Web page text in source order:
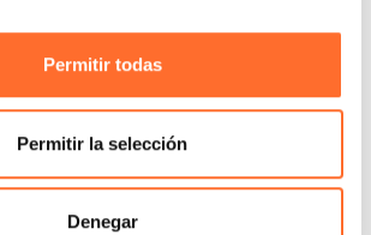
Permitir todas
Permitir la selección
Denegar
de compra y activar el servicio de
garantía.